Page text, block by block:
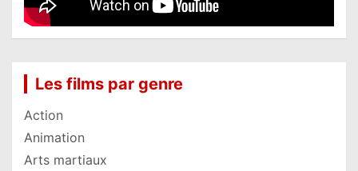
Les films par genre
Action
Animation
Arts martiaux